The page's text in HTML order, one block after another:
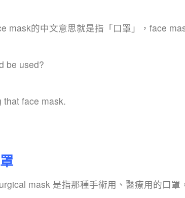
mask的中文意思就是指「口罩」，face
be used?
that face mask.
mask 是指那種手術用、醫療用的口罩